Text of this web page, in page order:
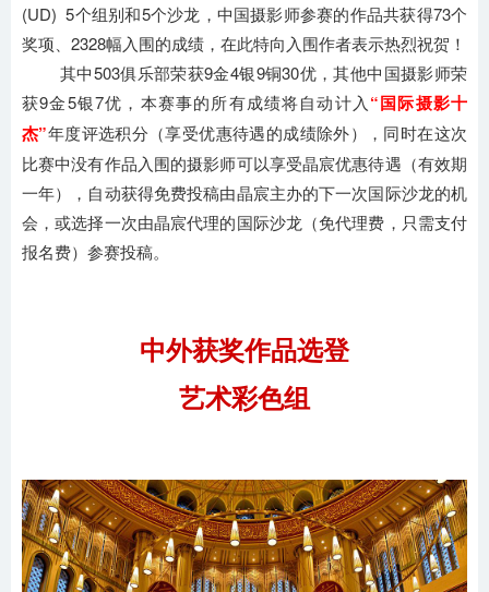
(UD) 5个组别和5个沙龙，中国摄影师参赛的作品共获得73个
奖项、2328幅入围的成绩，在此特向入围作者表示热烈祝贺！
其中503俱乐部荣获9金4银9铜30优，其他中国摄影师荣
获9金5银7优，本赛事的所有成绩将自动计入 “国际摄影十
杰”年度评选积分（享受优惠待遇的成绩除外），同时在这次
比赛中没有作品入围的摄影师可以享受晶宸优惠待遇（有效期
一年），自动获得免费投稿由晶宸主办的下一次国际沙龙的机
会，或选择一次由晶宸代理的国际沙龙（免代理费，只需支付
报名费）参赛投稿。
中外获奖作品选登
艺术彩色组